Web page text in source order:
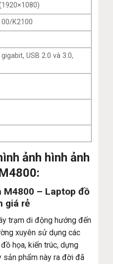
K2100
USB 2.0 và 3.0,
ảnh hình ảnh
M4800 – Laptop đồ
giá rẻ
trạm di động hướng đến
xuyên sử dụng các
họa, kiến trúc, dựng
sản phẩm này ra đời đã